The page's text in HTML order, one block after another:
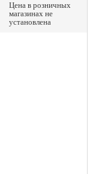
Цена в розничных
магазинах не
установлена